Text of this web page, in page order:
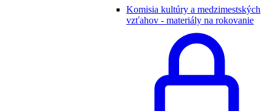
Komisia kultúry a medzimestských
vzťahov - materiály na rokovanie